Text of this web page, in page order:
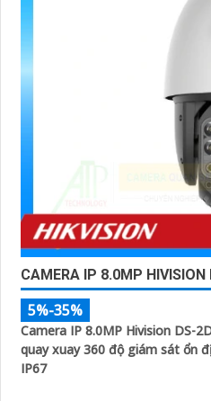
CAMERA IP 8.0MP
5%-35%
Camera IP 8.0MP Hivision DS-
quay xuay 360 độ giám sát ổn
IP67